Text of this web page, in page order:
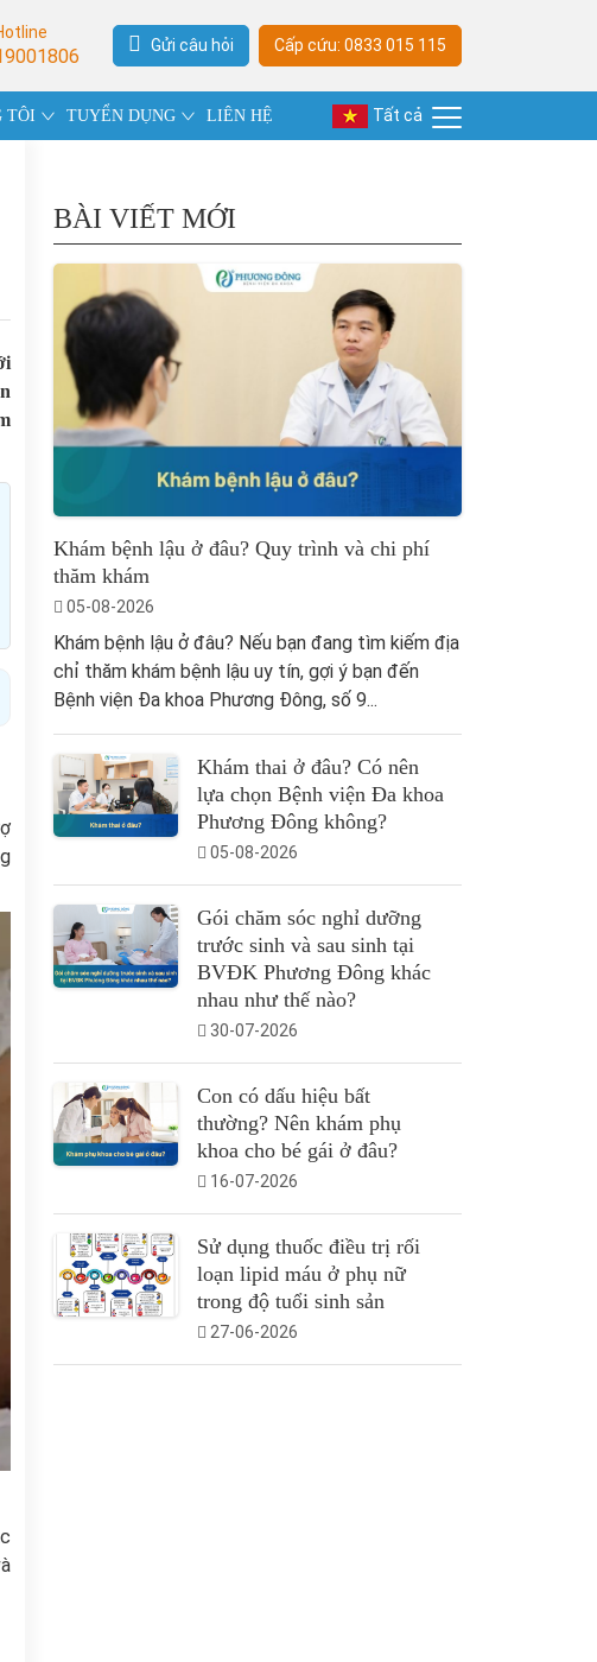
Gửi câu hỏi Cấp cứu: 0833 015 115
TÔI TUYỂN DỤNG LIÊN HỆ Tất cả
BÀI VIẾT MỚI
Khám bệnh lậu ở đâu? Quy trình và chi phí
thăm khám
05-08-2026
Khám bệnh lậu ở đâu? Nếu bạn đang tìm kiếm địa
chỉ thăm khám bệnh lậu uy tín, gợi ý bạn đến
Bệnh viện Đa khoa Phương Đông, số 9...
Khám thai ở đâu? Có nên
lựa chọn Bệnh viện Đa khoa
Phương Đông không?
05-08-2026
Gói chăm sóc nghỉ dưỡng
trước sinh và sau sinh tại
BVĐK Phương Đông khác
nhau như thế nào?
30-07-2026
Con có dấu hiệu bất
thường? Nên khám phụ
khoa cho bé gái ở đâu?
16-07-2026
Sử dụng thuốc điều trị rối
loạn lipid máu ở phụ nữ
trong độ tuổi sinh sản
27-06-2026